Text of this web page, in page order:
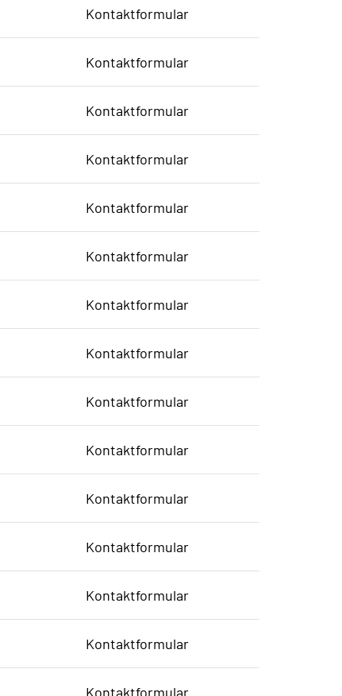
Kontaktformular
Kontaktformular
Kontaktformular
Kontaktformular
Kontaktformular
Kontaktformular
Kontaktformular
Kontaktformular
Kontaktformular
Kontaktformular
Kontaktformular
Kontaktformular
Kontaktformular
Kontaktformular
Kontaktformular